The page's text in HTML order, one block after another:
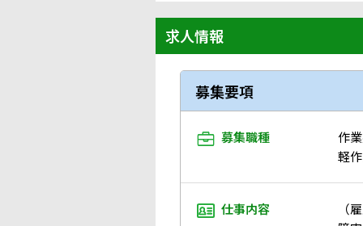
求人情報
募集要項
募集職種
作
軽
仕事内容
（